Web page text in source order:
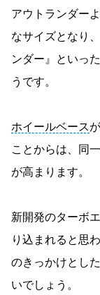
アウトランダー
なサイズとなり
ンダー』といっ
うです。
ホイールベース
ことからは、同
が高まります。
新開発のターボ
り込まれると思
のきっかけとし
いでしょう。